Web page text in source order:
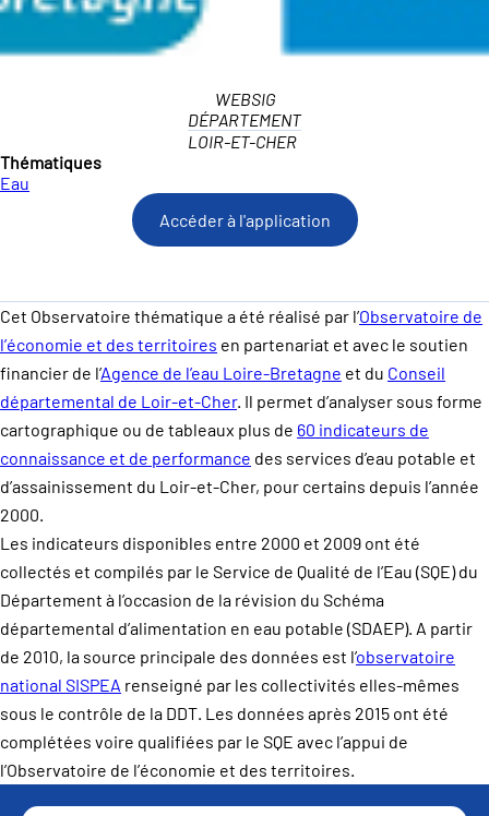
WEBSIG
DÉPARTEMENT
LOIR-ET-CHER
Thématiques
Eau
Accéder à l'application
Cet Observatoire thématique a été réalisé par l’Observatoire de
l’économie et des territoires en partenariat et avec le soutien
financier de l’Agence de l’eau Loire-Bretagne et du Conseil
départemental de Loir-et-Cher. Il permet d’analyser sous forme
cartographique ou de tableaux plus de 60 indicateurs de
connaissance et de performance des services d’eau potable et
d’assainissement du Loir-et-Cher, pour certains depuis l’année
2000.
Les indicateurs disponibles entre 2000 et 2009 ont été
collectés et compilés par le Service de Qualité de l’Eau (SQE) du
Département à l’occasion de la révision du Schéma
départemental d’alimentation en eau potable (SDAEP). A partir
de 2010, la source principale des données est l’observatoire
national SISPEA renseigné par les collectivités elles-mêmes
sous le contrôle de la DDT. Les données après 2015 ont été
complétées voire qualifiées par le SQE avec l’appui de
l’Observatoire de l’économie et des territoires.